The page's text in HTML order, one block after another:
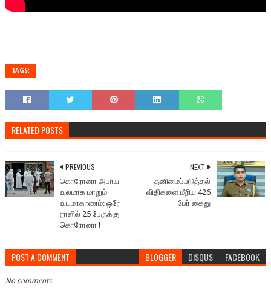
TAGS:
RELATED POSTS
NEXT
தனிமைப்படுத்தல்
விதிகளை மீறிய 426
பேர் கைது
PREVIOUS
கொரோனா அபாய
வலமாக மாறும்
வடமாகாணம்: ஒரே
நாளில் 25 பேருக்கு
கொரோனா !
POST A COMMENT BLOGGER DISQUS FACEBOOK
No comments